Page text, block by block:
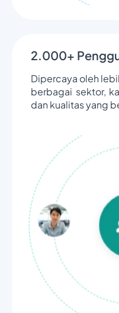
2.000+
Dipercaya oleh
berbagai sektor,
dan kualitas yang